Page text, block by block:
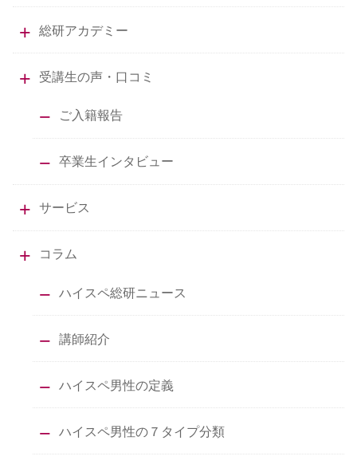
総研アカデミー
受講生の声・口コミ
ご入籍報告
卒業生インタビュー
サービス
コラム
ハイスペ総研ニュース
講師紹介
ハイスペ男性の定義
ハイスペ男性の７タイプ分類